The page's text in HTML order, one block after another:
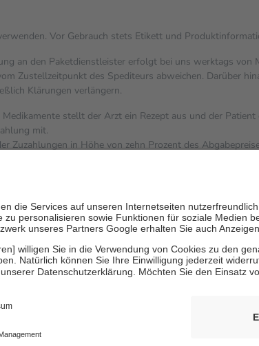
Vor Gebrauch stets Etikett und
an den Paketdienstleister erfolgt bei uns werktags
Zustellzeitpunkt des Spediteurs abweichen. Darüber
Klärungen verlängern.
stellt der Arzt ein Rezept aus und der
mit.
Zuzahlungen in Höhe von zehn Prozent des
auch für Online-Apotheken.
für ihre eigene Gesundheit zu stärken und die
zum vollendeten 18. Lebensjahr mit Ausnahme der
und Früherkennung, die von der GKV getragen werden
https://help.etrusted.com/hc/de/articles/4419944605341